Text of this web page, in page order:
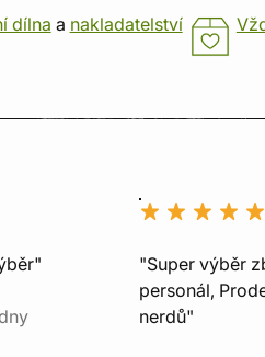
dílna a nakladatelství
"Super výběr
personál,
nerdů"